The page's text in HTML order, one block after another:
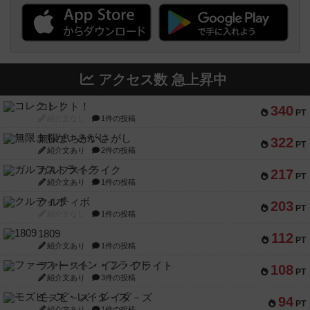
アクセス数 急上昇中
340 PT
コレクト！
1件の投稿
322 PT
無限まちがいさがし
紹介文あり 2件の投稿
217 PT
ガルフストライク
紹介文あり 1件の投稿
203 PT
クルティボ
1件の投稿
112 PT
1809
紹介文あり 1件の投稿
108 PT
ファースト・イン・フライト
紹介文あり 3件の投稿
94 PT
モズビ－ズ・レイダ－ズ